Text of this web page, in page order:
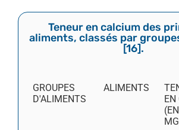
Teneur en calcium des
aliments, classés par
[16].
GROUPES
D'ALIMENTS
ALIMENTS
EN
(EN